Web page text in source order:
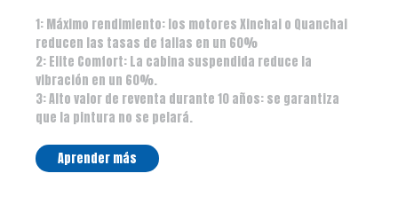
1: Máximo rendimiento: los motores Xinchai o Quanchai
reducen las tasas de fallas en un 60%
2: Elite Comfort: La cabina suspendida reduce la
vibración en un 60%.
3: Alto valor de reventa durante 10 años: se garantiza
que la pintura no se pelará.
Aprender más